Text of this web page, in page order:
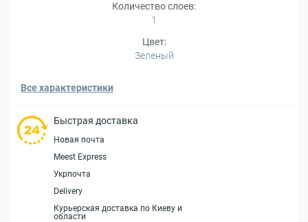
Количество слоев:
1
Цвет:
Зеленый
Все характеристики
Быстрая доставка
Новая почта
Meest Express
Укрпочта
Delivery
Курьерская доставка по Киеву и
области